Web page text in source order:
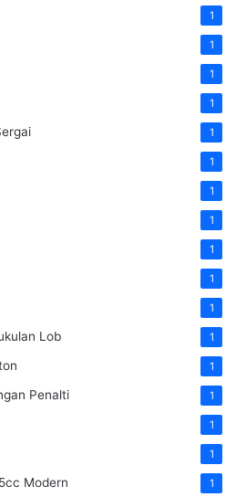
1
1
1
1
1
1
1
1
1
1
1
Lob 1
1
Penalti 1
1
1
Modern 1